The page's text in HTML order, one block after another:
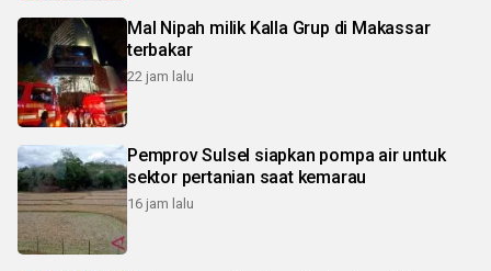
Mal Nipah milik Kalla Grup di Makassar
terbakar
22 jam lalu
Pemprov Sulsel siapkan pompa air untuk
sektor pertanian saat kemarau
16 jam lalu